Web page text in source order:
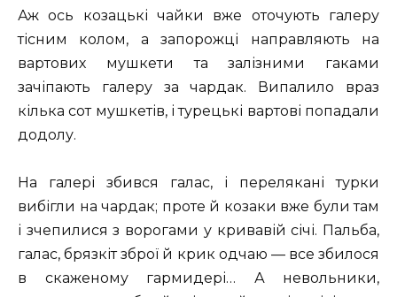
Аж ось козацькі чайки вже оточують галеру
тісним колом, а запорожці направляють на
вартових мушкети та залізними гаками
зачіпають галеру за чардак. Випалило враз
кілька сот мушкетів, і турецькі вартові попадали
додолу.
На галері збився галас, і перелякані турки
вибігли на чардак; проте й козаки вже були там
і зчепилися з ворогами у кривавій січі. Пальба,
галас, брязкіт зброї й крик одчаю — все збилося
в скаженому гармидері… А невольники,